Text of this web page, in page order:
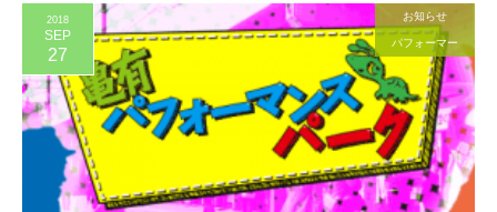
2018
SEP
27
お知らせ
パフォーマー